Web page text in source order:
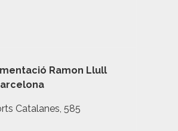
Ramon Llull
Catalanes, 585